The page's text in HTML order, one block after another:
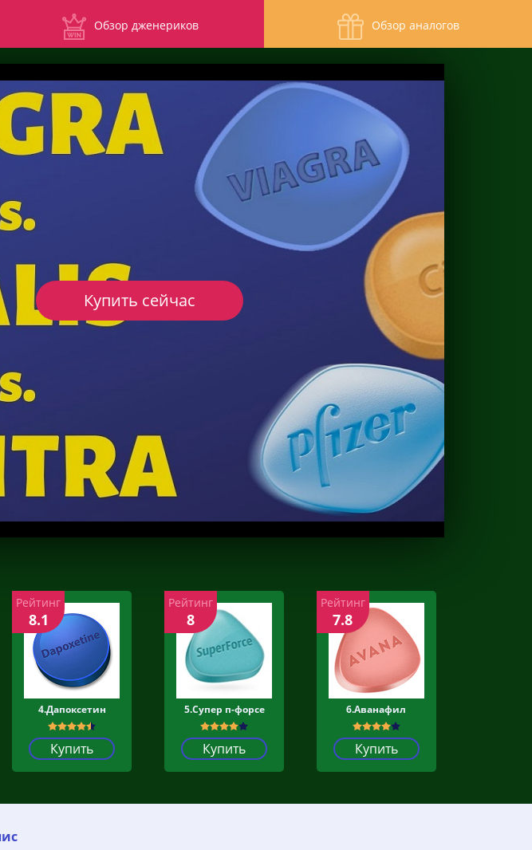
Обзор дженериков Обзор аналогов
Купить сейчас
4.Дапоксетин
Купить
Рейтинг
8.1
5.Супер п-форсе
Купить
Рейтинг
8
6.Аванафил
Купить
Рейтинг
7.8